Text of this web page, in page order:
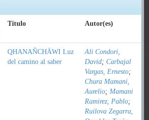
Título Autor(es)
QHANAÑCHÄWI Luz
del camino al saber
Ali Condori,
David; Carbajal
Vargas, Ernesto;
Chura Mamani,
Aurelio; Mamani
Ramirez, Pablo;
Ruilova Zegarra,